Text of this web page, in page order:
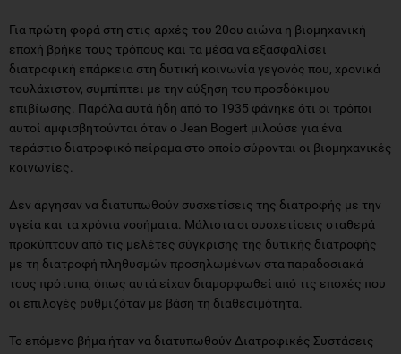
Για πρώτη φορά στη στις αρχές του 20ου αιώνα η βιομηχανική
εποχή βρήκε τους τρόπους και τα μέσα να εξασφαλίσει
διατροφική επάρκεια στη δυτική κοινωνία γεγονός που, χρονικά
τουλάχιστον, συμπίπτει με την αύξηση του προσδόκιμου
επιβίωσης. Παρόλα αυτά ήδη από το 1935 φάνηκε ότι οι τρόποι
αυτοί αμφισβητούνται όταν ο Jean Bogert μιλούσε για ένα
τεράστιο διατροφικό πείραμα στο οποίο σύρονται οι βιομηχανικές
κοινωνίες.
Δεν άργησαν να διατυπωθούν συσχετίσεις της διατροφής με την
υγεία και τα χρόνια νοσήματα. Μάλιστα οι συσχετίσεις σταθερά
προκύπτουν από τις μελέτες σύγκρισης της δυτικής διατροφής
με τη διατροφή πληθυσμών προσηλωμένων στα παραδοσιακά
τους πρότυπα, όπως αυτά είχαν διαμορφωθεί από τις εποχές που
οι επιλογές ρυθμιζόταν με βάση τη διαθεσιμότητα.
Το επόμενο βήμα ήταν να διατυπωθούν Διατροφικές Συστάσεις